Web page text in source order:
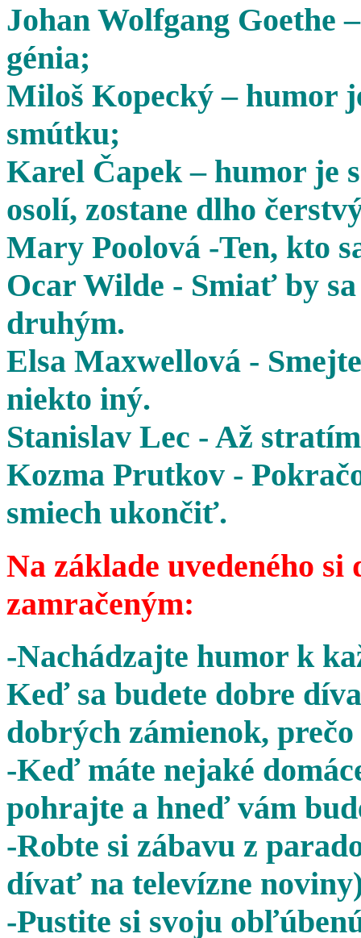
Johan Wolfgang Goethe
génia;
Miloš Kopecký – humor
smútku;
Karel Čapek – humor je
osolí, zostane dlho
Mary Poolová -Ten, kto
Ocar Wilde - Smiať by
druhým.
Elsa Maxwellová -
niekto iný.
Stanislav Lec - Až
Kozma Prutkov -
smiech ukončiť.
Na základe uvedeného
zamračeným:
-Nachádzajte humor k
Keď sa budete dobre
dobrých zámienok,
-Keď máte nejaké
pohrajte a hneď vám
-Robte si zábavu z
dívať na televízne
-Pustite si svoju